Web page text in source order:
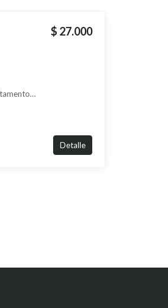
$ 27.000
Avenida Luis Alberto de Herrera 1329, Montevideo Departamento de Montevideo, Uruguay, , Pocitos Nuevo
Detalle